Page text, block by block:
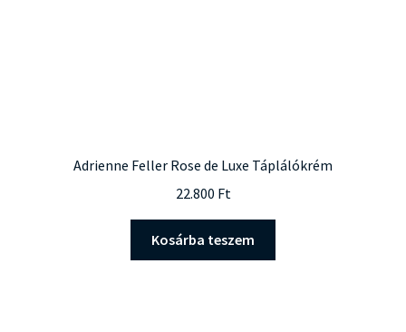
Adrienne Feller Rose de Luxe Táplálókrém
22.800 Ft
Kosárba teszem